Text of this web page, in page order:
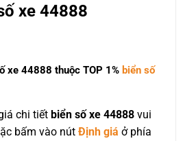
xe 44888
xe 44888 thuộc TOP 1% biển số
chi tiết biển số xe 44888 vui
bấm vào nút Định giá ở phía